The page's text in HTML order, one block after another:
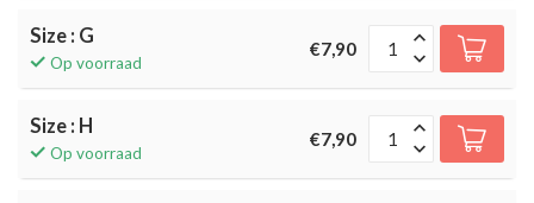
Size : G
Op voorraad
€7,90
Size : H
Op voorraad
€7,90